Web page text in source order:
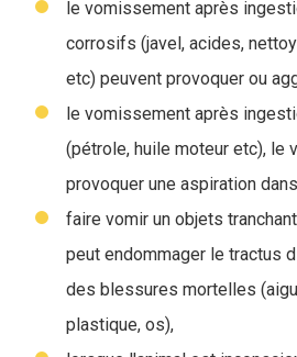
le vomissement après
corrosifs (javel, acides,
etc) peuvent provoquer ou
le vomissement après
(pétrole, huile moteur etc), le
provoquer une aspiration
faire vomir un objets
peut endommager le tractus
des blessures mortelles
plastique, os),